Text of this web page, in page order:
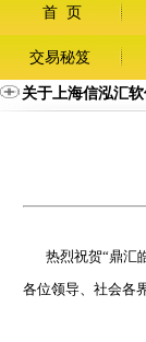
首 页
交易秘笈
关于上海信泓汇
热烈祝贺“鼎汇皓
各位领导、社会各